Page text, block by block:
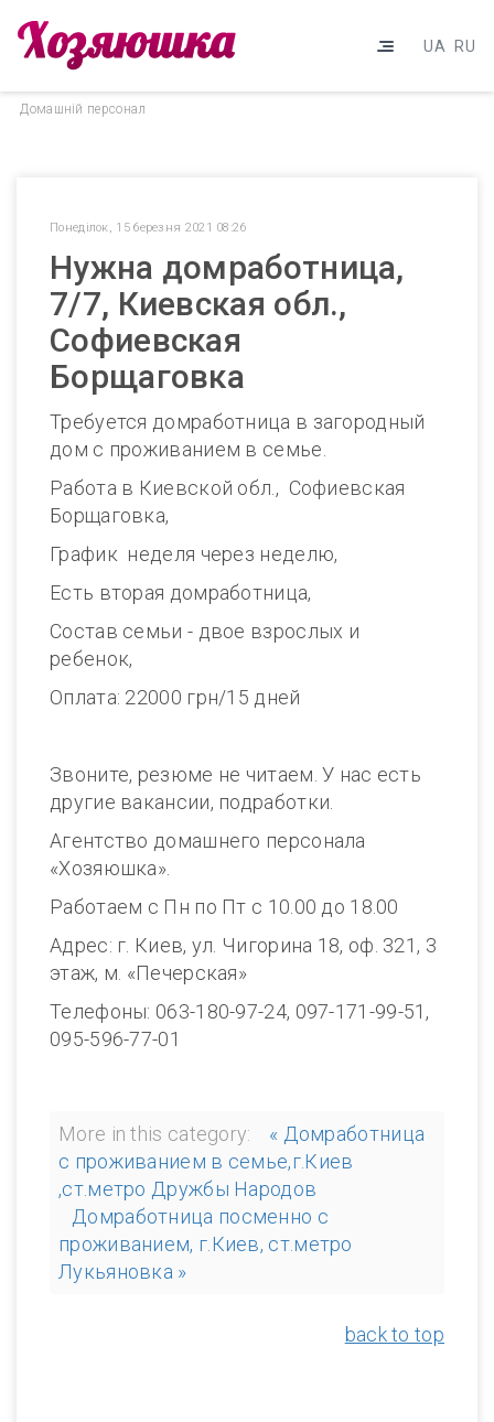
UA RU
Домашнiй персонал
Понеділок, 15 березня 2021 08:26
Нужна домработница,
7/7, Киевская обл.,
Софиевская
Борщаговка
Требуется домработница в загородный
дом с проживанием в семье.
Работа в Киевской обл., Софиевская
Борщаговка,
График неделя через неделю,
Есть вторая домработница,
Состав семьи - двое взрослых и
ребенок,
Оплата: 22000 грн/15 дней
Звоните, резюме не читаем. У нас есть
другие вакансии, подработки.
Агентство домашнего персонала
«Хозяюшка».
Работаем с Пн по Пт с 10.00 до 18.00
Адрес: г. Киев, ул. Чигорина 18, оф. 321, 3
этаж, м. «Печерская»
Телефоны: 063-180-97-24, 097-171-99-51,
095-596-77-01
More in this category:
« Домработница
с проживанием в семье,г.Киев
,ст.метро Дружбы Народов
Домработница посменно с
проживанием, г.Киев, ст.метро
Лукьяновка »
back to top